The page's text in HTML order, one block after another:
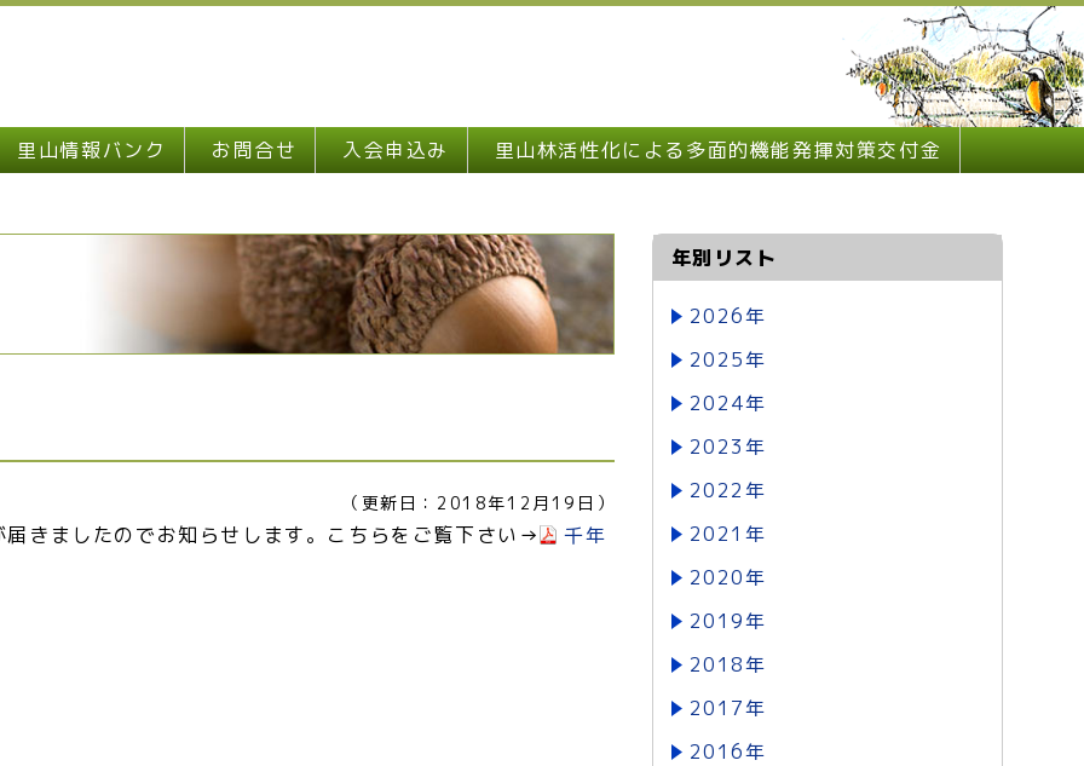
里山情報バンク お問合せ 入会申込み 里山林活性化による多面的機能発揮対策交付金
（更新日：2018年12月19日）
きましたのでお知らせします。こちらをご覧下さい→
千年
年別リスト
2026年
2025年
2024年
2023年
2022年
2021年
2020年
2019年
2018年
2017年
2016年